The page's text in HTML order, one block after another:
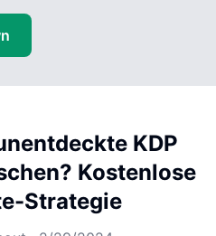
KDP
Kostenlose
Strategie